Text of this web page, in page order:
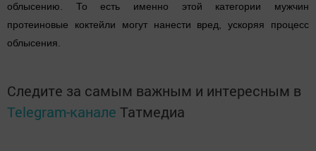
облысению. То есть именно этой категории мужчин
протеиновые коктейли могут нанести вред, ускоряя процесс
облысения.
Следите за самым важным и интересным в
Telegram-канале Татмедиа